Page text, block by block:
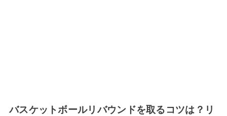
バスケットボールリバウンドを取るコツは？リ